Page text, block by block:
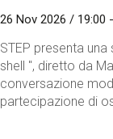
26 Nov 2026 / 19:00
STEP presenta
shell ", diretto da
conversazione
partecipazione di